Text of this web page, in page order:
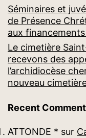
Séminaires et
de Présence
aux
Le cimetière
recevons des
l’archidiocèse
nouveau
Recent
ATTONDE * sur